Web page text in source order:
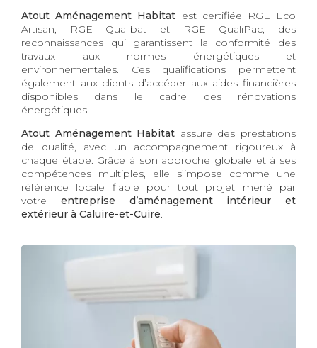
Atout Aménagement Habitat est certifiée RGE Eco
Artisan, RGE Qualibat et RGE QualiPac, des
reconnaissances qui garantissent la conformité des
travaux aux normes énergétiques et
environnementales. Ces qualifications permettent
également aux clients d’accéder aux aides financières
disponibles dans le cadre des rénovations
énergétiques.
Atout Aménagement Habitat assure des prestations
de qualité, avec un accompagnement rigoureux à
chaque étape. Grâce à son approche globale et à ses
compétences multiples, elle s’impose comme une
référence locale fiable pour tout projet mené par
votre entreprise d’aménagement intérieur et
extérieur à Caluire-et-Cuire.